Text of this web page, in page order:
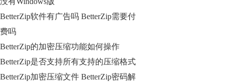
BetterZip软件有广告吗 BetterZip需要付
费吗
BetterZip的加密压缩功能如何操作
BetterZip是否支持所有支持的压缩格式
BetterZip加密压缩文件 BetterZip密码解